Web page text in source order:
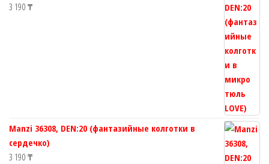
3 190 ₸
Manzi 36308, DEN:20 (фантазийные колготки в
сердечко)
3 190 ₸